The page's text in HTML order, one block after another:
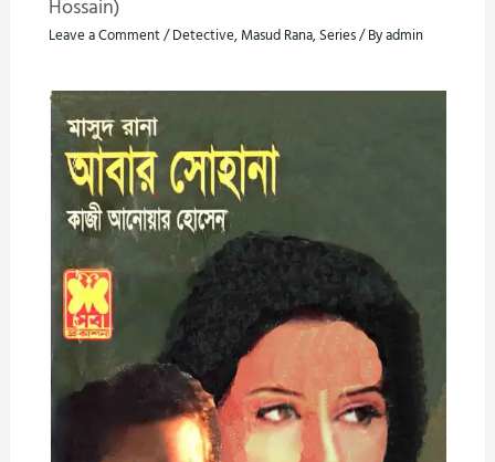
Hossain)
Leave a Comment/Detective, Masud Rana, Series/ Byadmin